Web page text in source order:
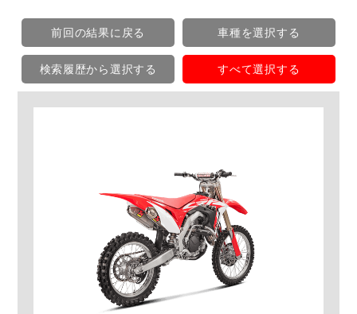
前回の結果に戻る 車種を選択する
検索履歴から選択する すべて選択する